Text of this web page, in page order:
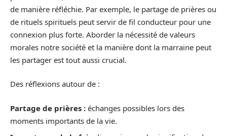
de manière réfléchie. Par exemple, le partage de prières ou
de rituels spirituels peut servir de fil conducteur pour une
connexion plus forte. Aborder la nécessité de valeurs
morales notre société et la manière dont la marraine peut
les partager est tout aussi crucial.
Des réflexions autour de :
Partage de prières : échanges possibles lors des
moments importants de la vie.